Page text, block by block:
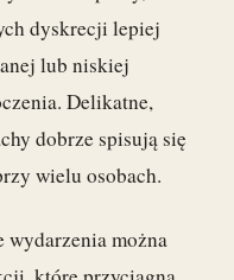
dyskrecji lepiej
lub niskiej
Delikatne,
dobrze spisują się
wielu osobach.
wydarzenia można